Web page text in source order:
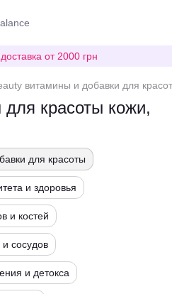
от 2000 грн
витамины и добавки для
красоты кожи,
для красоты
и здоровья
и костей
сосудов
и детокса